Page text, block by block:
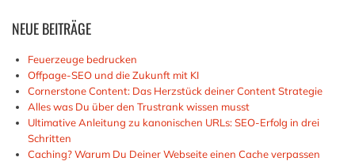
NEUEBEITRÄGE
Feuerzeuge bedrucken
Offpage-SEO und die Zukunft mit KI
Cornerstone Content: Das Herzstück deiner Content Strategie
Alles was Du über den Trustrank wissen musst
Ultimative Anleitung zu kanonischen URLs: SEO-Erfolg in drei
Schritten
Caching? Warum Du Deiner Webseite einen Cache verpassen